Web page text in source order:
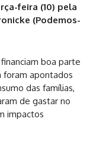
feira (10) pela
(Podemos-
boa parte
foram apontados
das famílias,
de gastar no
impactos